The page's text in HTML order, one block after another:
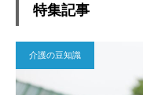
特集記事
介護の豆知識